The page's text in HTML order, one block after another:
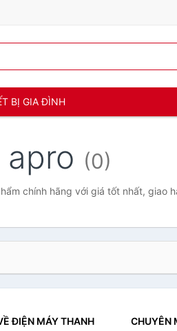
BỊ GIA ĐÌNH
apro (0)
chính hãng với giá tốt nhất, giao
ĐIỆN MÁY THANH CHUYÊN